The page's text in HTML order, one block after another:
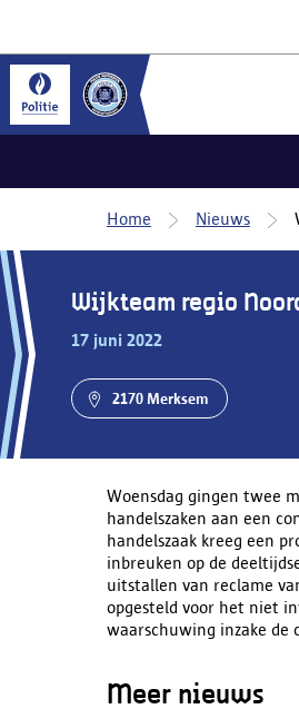
Home Nieuws
Wijkteam regio
17 juni 2022
2170 Merksem
Woensdag gingen twee
handelszaken aan een
handelszaak kreeg een
inbreuken op de
uitstallen van reclame
opgesteld voor het niet
waarschuwing inzake de
Meer nieuws